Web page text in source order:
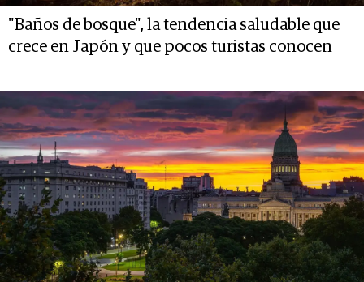
"Baños de bosque", la tendencia saludable que
crece en Japón y que pocos turistas conocen